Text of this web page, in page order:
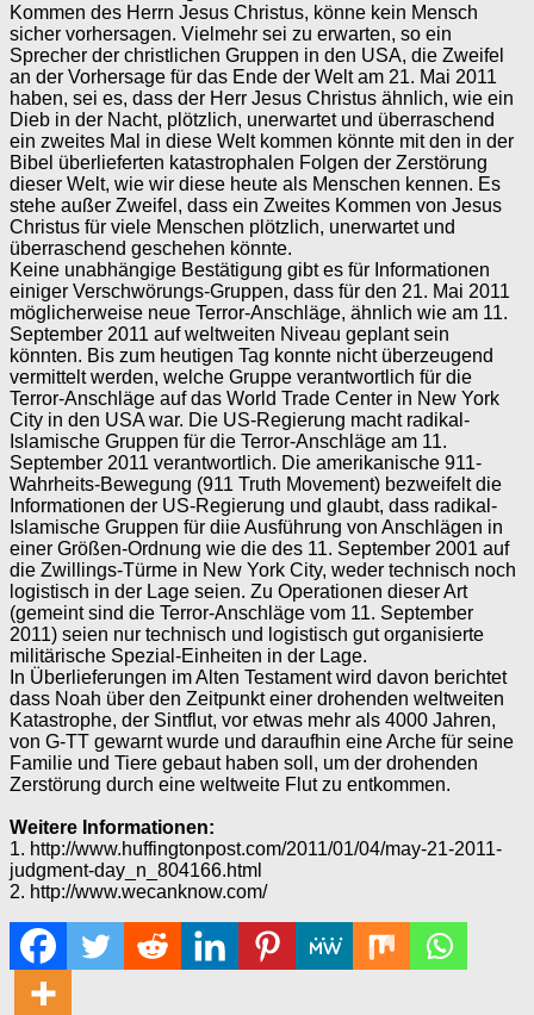
Kommen des Herrn Jesus Christus, könne kein Mensch
sicher vorhersagen. Vielmehr sei zu erwarten, so ein
Sprecher der christlichen Gruppen in den USA, die Zweifel
an der Vorhersage für das Ende der Welt am 21. Mai 2011
haben, sei es, dass der Herr Jesus Christus ähnlich, wie ein
Dieb in der Nacht, plötzlich, unerwartet und überraschend
ein zweites Mal in diese Welt kommen könnte mit den in der
Bibel überlieferten katastrophalen Folgen der Zerstörung
dieser Welt, wie wir diese heute als Menschen kennen. Es
stehe außer Zweifel, dass ein Zweites Kommen von Jesus
Christus für viele Menschen plötzlich, unerwartet und
überraschend geschehen könnte.
Keine unabhängige Bestätigung gibt es für Informationen
einiger Verschwörungs-Gruppen, dass für den 21. Mai 2011
möglicherweise neue Terror-Anschläge, ähnlich wie am 11.
September 2011 auf weltweiten Niveau geplant sein
könnten. Bis zum heutigen Tag konnte nicht überzeugend
vermittelt werden, welche Gruppe verantwortlich für die
Terror-Anschläge auf das World Trade Center in New York
City in den USA war. Die US-Regierung macht radikal-
Islamische Gruppen für die Terror-Anschläge am 11.
September 2011 verantwortlich. Die amerikanische 911-
Wahrheits-Bewegung (911 Truth Movement) bezweifelt die
Informationen der US-Regierung und glaubt, dass radikal-
Islamische Gruppen für diie Ausführung von Anschlägen in
einer Größen-Ordnung wie die des 11. September 2001 auf
die Zwillings-Türme in New York City, weder technisch noch
logistisch in der Lage seien. Zu Operationen dieser Art
(gemeint sind die Terror-Anschläge vom 11. September
2011) seien nur technisch und logistisch gut organisierte
militärische Spezial-Einheiten in der Lage.
In Überlieferungen im Alten Testament wird davon berichtet
dass Noah über den Zeitpunkt einer drohenden weltweiten
Katastrophe, der Sintflut, vor etwas mehr als 4000 Jahren,
von G-TT gewarnt wurde und daraufhin eine Arche für seine
Familie und Tiere gebaut haben soll, um der drohenden
Zerstörung durch eine weltweite Flut zu entkommen.
Weitere Informationen:
1. http://www.huffingtonpost.com/2011/01/04/may-21-2011-
judgment-day_n_804166.html
2. http://www.wecanknow.com/